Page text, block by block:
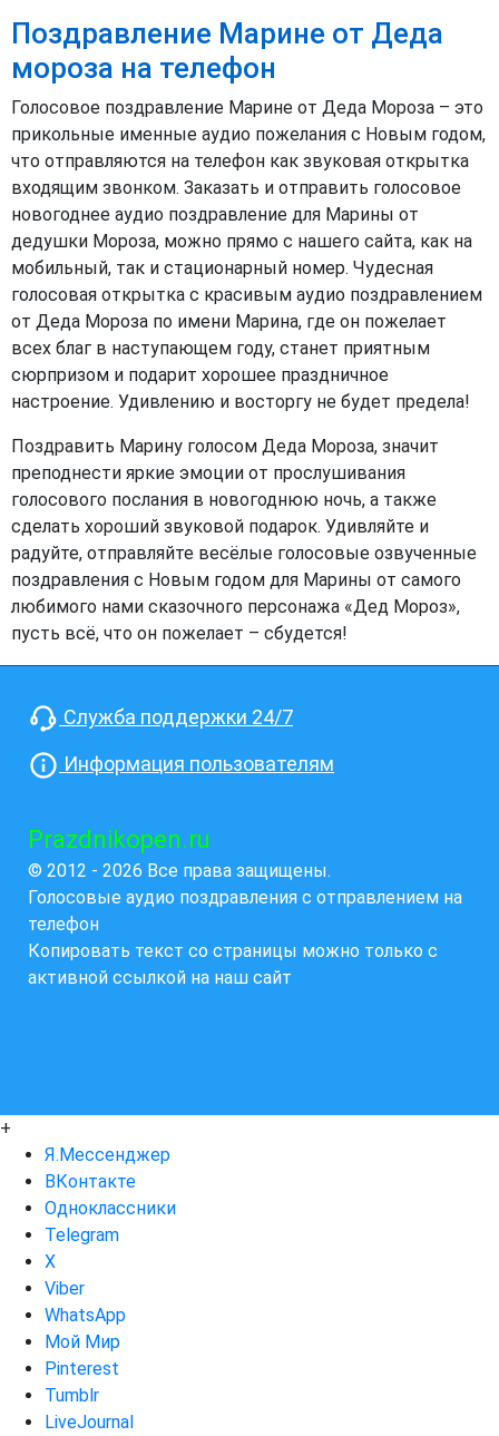
Поздравление Марине от Деда
мороза на телефон
Голосовое поздравление Марине от Деда Мороза – это
прикольные именные аудио пожелания с Новым годом,
что отправляются на телефон как звуковая открытка
входящим звонком. Заказать и отправить голосовое
новогоднее аудио поздравление для Марины от
дедушки Мороза, можно прямо с нашего сайта, как на
мобильный, так и стационарный номер. Чудесная
голосовая открытка с красивым аудио поздравлением
от Деда Мороза по имени Марина, где он пожелает
всех благ в наступающем году, станет приятным
сюрпризом и подарит хорошее праздничное
настроение. Удивлению и восторгу не будет предела!
Поздравить Марину голосом Деда Мороза, значит
преподнести яркие эмоции от прослушивания
голосового послания в новогоднюю ночь, а также
сделать хороший звуковой подарок. Удивляйте и
радуйте, отправляйте весёлые голосовые озвученные
поздравления с Новым годом для Марины от самого
любимого нами сказочного персонажа «Дед Мороз»,
пусть всё, что он пожелает – сбудется!
Служба поддержки 24/7
Информация пользователям
Prazdnikopen.ru
© 2012 - 2026 Все права защищены.
Голосовые аудио поздравления с отправлением на
телефон
Копировать текст со страницы можно только с
активной ссылкой на наш сайт
+
Я.Мессенджер
ВКонтакте
Одноклассники
Telegram
X
Viber
WhatsApp
Мой Мир
Pinterest
Tumblr
LiveJournal